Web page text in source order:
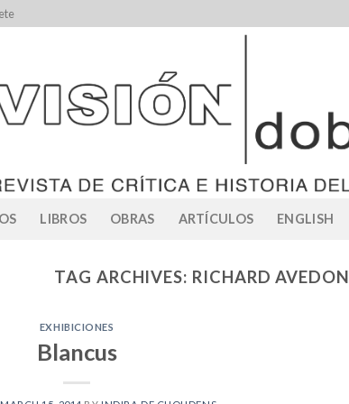
LIBROS OBRAS ARTÍCULOS ENGLISH
TAG ARCHIVES: RICHARD AVEDON
EXHIBICIONES
Blancus